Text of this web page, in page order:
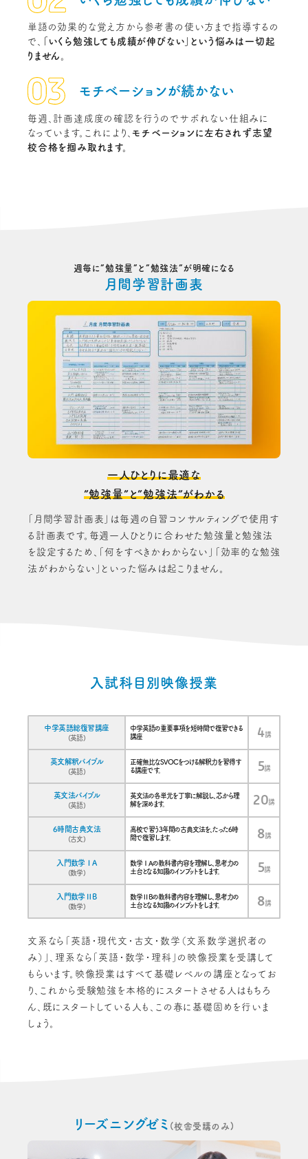
単語の効果的な覚え方から参考書の使い方まで指導するの
で、
「いくら勉強しても成績が伸びない」という悩みは一切起
りません。
モチベーションが続かない
毎週、計画達成度の確認を行うのでサボれない仕組みに
なっています。これにより、モチベーションに左右されず志望
校合格を掴み取れます。
週毎に”勉強量”と”勉強法”が明確になる
月間学習計画表
一人ひとりに最適な
”勉強量”と”勉強法”がわかる
「月間学習計画表」は毎週の自習コンサルティングで使用す
る計画表です。毎週一人ひとりに合わせた勉強量と勉強法
を設定するため、「何をすべきかわからない」「効率的な勉強
法がわからない」といった悩みは起こりません。
入試科目別映像授業
文系なら「英語・現代文・古文・数学（文系数学選択者の
み）」、理系なら「英語・数学・理科」の映像授業を受講して
もらいます。映像授業はすべて基礎レベルの講座となってお
り、これから受験勉強を本格的にスタートさせる人はもちろ
ん、既にスタートしている人も、この春に基礎固めを行いま
しょう。
中学英語総復習講座
(英語)
中学英語の重要事項を短時間で復習できる
講座
4講
英文解釈バイブル
(英語)
正確無比なSVOCをつける解釈力を習得す
る講座です。
5講
英文法バイブル
(英語)
英文法の各単元を丁寧に解説し、芯から理
解を深めます。
20講
6時間古典文法
(古文)
高校で習う3年間の古典文法を、たった6時
間で復習します。
8講
入門数学ⅠA
(数学)
数学ⅠAの教科書内容を理解し、思考力の
土台となる知識のインプットをします。
5講
入門数学ⅡB
(数学)
数学ⅡBの教科書内容を理解し、思考力の
土台となる知識のインプットをします。
8講
リーズニングゼミ (校舎受講のみ)